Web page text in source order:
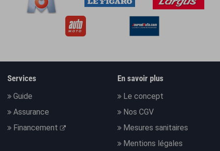
Services
Guide
Assurance
Financement
En savoir plus
Le concept
Nos CGV
Mesures sanitaires
Mentions légales